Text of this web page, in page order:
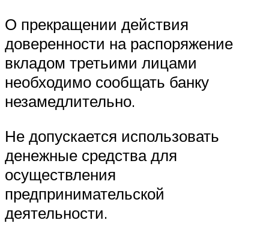
О прекращении действия
доверенности на распоряжение
вкладом третьими лицами
необходимо сообщать банку
незамедлительно.
Не допускается использовать
денежные средства для
осуществления
предпринимательской
деятельности.